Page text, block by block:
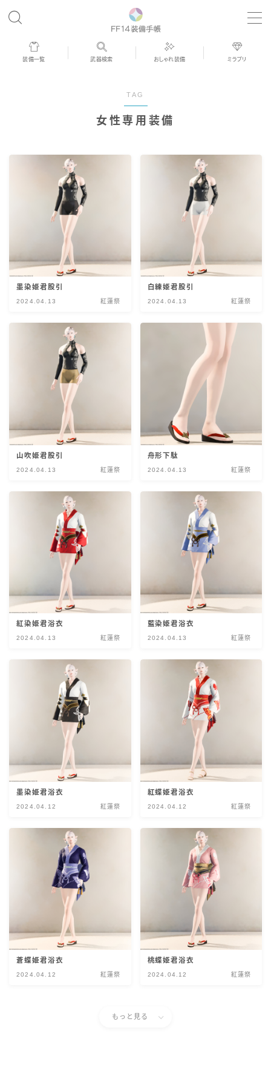
MENU
バイザー
目隠し
フルフェイス
頭装備ギミックあり
ネイル
ノースリーブ
七分袖
八分袖
東方風デザイン
イシュガルド風デザイン
アジムステップ風デザイン
マント
ローライズ
スカート
ミニスカート
ロングスカート
インナーパンツ付きスカート
ショートパンツ
装備一覧 武器検索 おしゃれ装備 ミラプリ
TAG
女性専用装備
墨染姫君股引
2024.04.13 紅蓮祭
白練姫君股引
2024.04.13 紅蓮祭
山吹姫君股引
2024.04.13 紅蓮祭
舟形下駄
2024.04.13 紅蓮祭
紅染姫君浴衣
2024.04.13 紅蓮祭
藍染姫君浴衣
2024.04.13 紅蓮祭
墨染姫君浴衣
2024.04.12 紅蓮祭
紅蝶姫君浴衣
2024.04.12 紅蓮祭
蒼蝶姫君浴衣
2024.04.12 紅蓮祭
桃蝶姫君浴衣
2024.04.12 紅蓮祭
もっと見る